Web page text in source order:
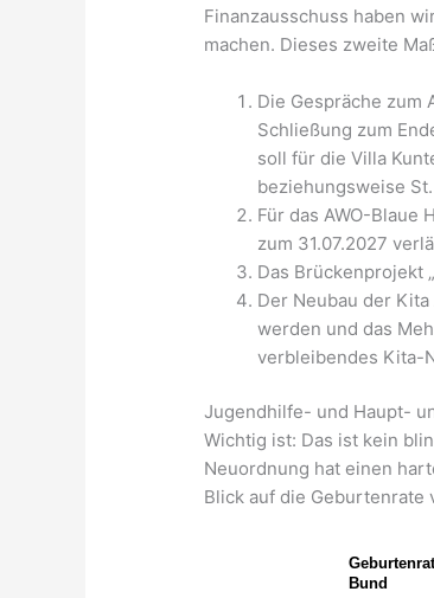
Finanzausschuss haben
machen. Dieses zweite
Die Gespräche zum
Schließung zum
soll für die Villa
beziehungsweise
Für das AWO-Blaue
zum 31.07.2027
Das Brückenprojekt
Der Neubau der
werden und das
verbleibendes Kita-
Jugendhilfe- und Haupt-
Wichtig ist: Das ist kein
Neuordnung hat einen
Blick auf die Geburtenrate
Bund